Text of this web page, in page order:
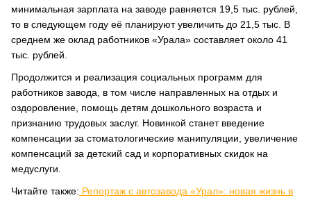
минимальная зарплата на заводе равняется 19,5 тыс. рублей,
то в следующем году её планируют увеличить до 21,5 тыс. В
среднем же оклад работников «Урала» составляет около 41
тыс. рублей.
Продолжится и реализация социальных программ для
работников завода, в том числе направленных на отдых и
оздоровление, помощь детям дошкольного возраста и
признанию трудовых заслуг. Новинкой станет введение
компенсации за стоматологические манипуляции, увеличение
компенсаций за детский сад и корпоративных скидок на
медуслуги.
Читайте также: Репортаж с автозавода «Урал»: новая жизнь в